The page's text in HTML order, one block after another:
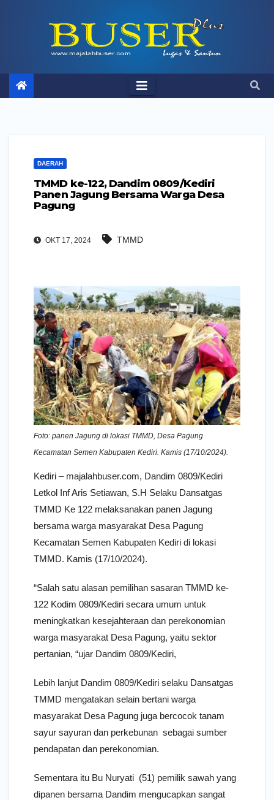
DAERAH
TMMD ke-122, Dandim 0809/Kediri
Panen Jagung Bersama Warga Desa
Pagung
OKT 17, 2024 TMMD
Foto: panen Jagung di lokasi TMMD, Desa Pagung
Kecamatan Semen Kabupaten Kediri. Kamis (17/10/2024).
Kediri – majalahbuser.com, Dandim 0809/Kediri
Letkol Inf Aris Setiawan, S.H Selaku Dansatgas
TMMD Ke 122 melaksanakan panen Jagung
bersama warga masyarakat Desa Pagung
Kecamatan Semen Kabupaten Kediri di lokasi
TMMD. Kamis (17/10/2024).
“Salah satu alasan pemilihan sasaran TMMD ke-
122 Kodim 0809/Kediri secara umum untuk
meningkatkan kesejahteraan dan perekonomian
warga masyarakat Desa Pagung, yaitu sektor
pertanian, “ujar Dandim 0809/Kediri,
Lebih lanjut Dandim 0809/Kediri selaku Dansatgas
TMMD mengatakan selain bertani warga
masyarakat Desa Pagung juga bercocok tanam
sayur sayuran dan perkebunan sebagai sumber
pendapatan dan perekonomian.
Sementara itu Bu Nuryati (51) pemilik sawah yang
dipanen bersama Dandim mengucapkan sangat